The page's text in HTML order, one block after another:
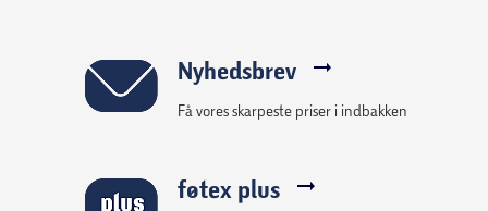
Skiveholder
Piskeris for fløde, æggehvider og mindre deje
Sikkerhed
Nyhedsbrev
Få vores skarpeste priser i indbakken
føtex plus